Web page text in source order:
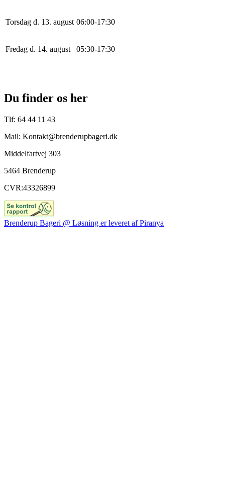
Torsdag d. 13. august 06:00-17:30
Fredag d. 14. august 05:30-17:30
Du finder os her
Tlf: 64 44 11 43
Mail: Kontakt@brenderupbageri.dk
Middelfartvej 303
5464 Brenderup
CVR:43326899
Brenderup Bageri @ Løsning er leveret af Piranya